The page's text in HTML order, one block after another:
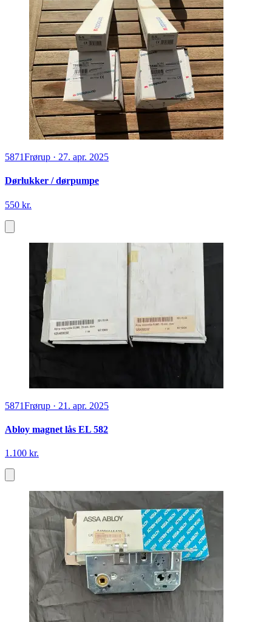
5871Frørup · 27. apr. 2025
Dørlukker / dørpumpe
550 kr.
5871Frørup · 21. apr. 2025
Abloy magnet lås EL 582
1.100 kr.